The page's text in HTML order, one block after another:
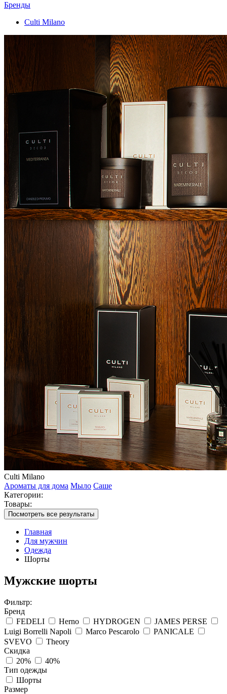
Бренды
Culti Milano
Culti Milano
Ароматы для дома Мыло Саше
Категории:
Товары:
Посмотреть все результаты
Главная
Для мужчин
Одежда
Шорты
Мужские шорты
Фильтр:
Бренд
FEDELI
Herno HYDROGEN
JAMES PERSE
Luigi Borrelli Napoli
Marco Pescarolo
PANICALE
SVEVO
Theory
Скидка
20%
40%
Тип одежды
Шорты
Размер